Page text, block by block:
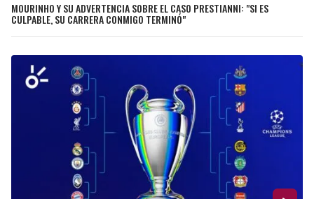
MOURINHO Y SU ADVERTENCIA SOBRE EL CASO PRESTIANNI: "SI ES
CULPABLE, SU CARRERA CONMIGO TERMINÓ"